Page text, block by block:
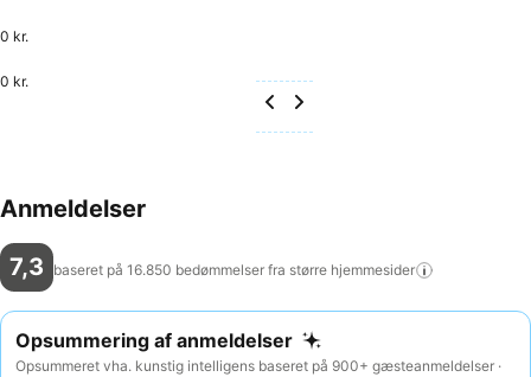
0 kr.
0 kr.
Anmeldelser
7,3 baseret på 16.850 bedømmelser fra større hjemmesider
Opsummering af anmeldelser
Opsummeret vha. kunstig intelligens baseret på 900+ gæsteanmeldelser ·